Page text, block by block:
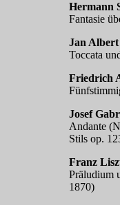
Hermann
Fantasie
Jan Albert
Toccata
Friedrich
Josef
Andante
Stils op.
Franz
Präludium
1870)